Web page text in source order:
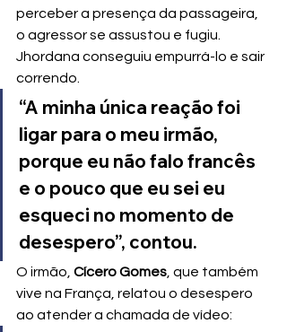
perceber a presença da passageira,
o agressor se assustou e fugiu.
Jhordana conseguiu empurrá-lo e sair
correndo.
“A minha única reação foi
ligar para o meu irmão,
porque eu não falo francês
e o pouco que eu sei eu
esqueci no momento de
desespero”, contou.
O irmão, Cícero Gomes , que também
vive na França, relatou o desespero
ao atender a chamada de vídeo: